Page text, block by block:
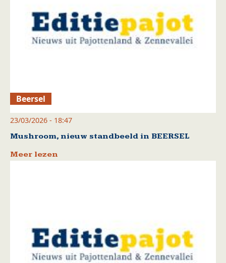
Beersel
23/03/2026 - 18:47
Mushroom, nieuw standbeeld in BEERSEL
Meer lezen